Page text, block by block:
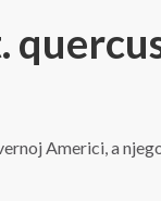
Americi, a